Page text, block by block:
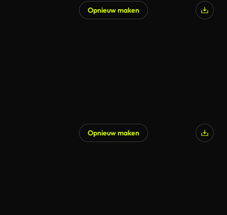
Opnieuw maken
Opnieuw maken